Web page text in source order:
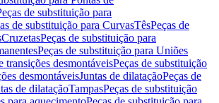
de substituição para
de substituição para CurvasTêsPeças de
CruzetasPeças de substituição para
Peças de substituição para Uniões
transições desmontáveisPeças de substituição
desmontáveisJuntas de dilataçãoPeças de
de dilataçãoTampasPeças de substituição